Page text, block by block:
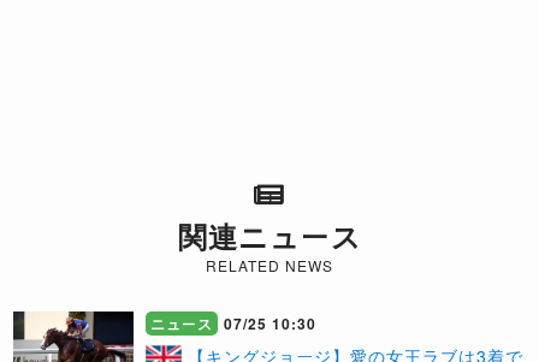
関連ニュース
RELATED NEWS
ニュース 07/25 10:30
【キングジョージ】愛の女王ラブは3着で